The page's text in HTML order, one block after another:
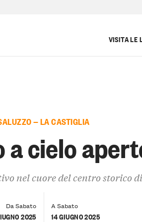
VISITA LE
— LA CASTIGLIA
a cielo
nel cuore del centro storico
Da Sabato
2025
A Sabato
14 GIUGNO 2025